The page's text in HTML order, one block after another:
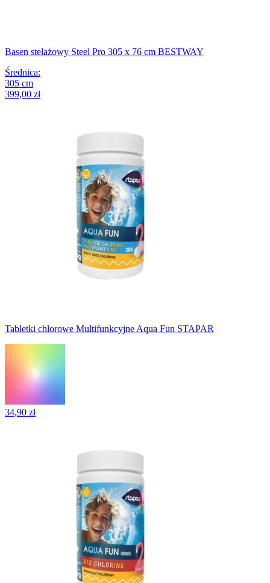
Basen stelażowy Steel Pro 305 x 76 cm BESTWAY
Średnica:
305 cm
399,00 zł
Tabletki chlorowe Multifunkcyjne Aqua Fun STAPAR
34,90 zł